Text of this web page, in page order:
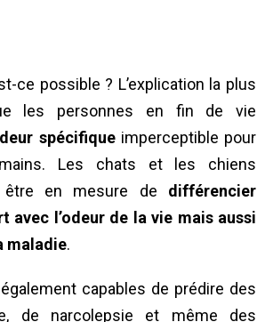
ce possible ? L’explication la plus
les personnes en fin de vie
spécifiqueimperceptible pour
Les chats et les chiens
être en mesure de différencier
avec l’odeur de la vie mais aussi
maladie.
capables de prédire des
de narcolepsie et même des